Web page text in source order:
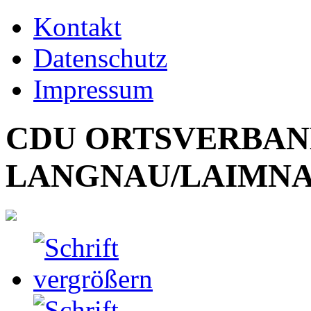
Kontakt
Datenschutz
Impressum
CDU
LANGNAU/